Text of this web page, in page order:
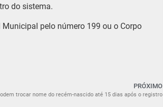
do sistema.
pelo número 199 ou o Corpo
PRÓXIMO
trocar nome do recém-nascido até 15 dias após o registro